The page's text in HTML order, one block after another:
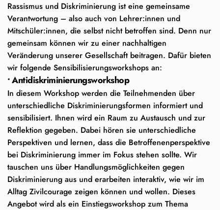
Rassismus und Diskriminierung ist eine gemeinsame
Verantwortung – also auch von Lehrer:innen und
Mitschüler:innen, die selbst nicht betroffen sind. Denn nur
gemeinsam können wir zu einer nachhaltigen
Veränderung unserer Gesellschaft beitragen. Dafür bieten
wir folgende Sensibilisierungsworkshops an:
• Antidiskriminierungsworkshop
In diesem Workshop werden die Teilnehmenden über
unterschiedliche Diskriminierungsformen informiert und
sensibilisiert. Ihnen wird ein Raum zu Austausch und zur
Reflektion gegeben. Dabei hören sie unterschiedliche
Perspektiven und lernen, dass die Betroffenenperspektive
bei Diskriminierung immer im Fokus stehen sollte. Wir
tauschen uns über Handlungsmöglichkeiten gegen
Diskriminierung aus und erarbeiten interaktiv, wie wir im
Alltag Zivilcourage zeigen können und wollen. Dieses
Angebot wird als ein Einstiegsworkshop zum Thema